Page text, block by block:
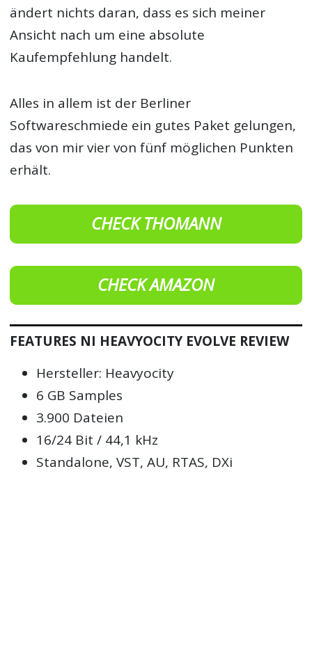
ändert nichts daran, dass es sich meiner
Ansicht nach um eine absolute
Kaufempfehlung handelt.
Alles in allem ist der Berliner
Softwareschmiede ein gutes Paket gelungen,
das von mir vier von fünf möglichen Punkten
erhält.
CHECK THOMANN
CHECK AMAZON
FEATURES NI HEAVYOCITY EVOLVE REVIEW
Hersteller: Heavyocity
6 GB Samples
3.900 Dateien
16/24 Bit / 44,1 kHz
Standalone, VST, AU, RTAS, DXi